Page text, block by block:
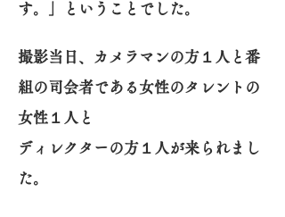
す。」ということでした。
撮影当日、カメラマンの方１人と番
組の司会者である女性のタレントの
女性１人と
ディレクターの方１人が来られまし
た。